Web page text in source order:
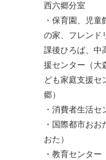
西六郷分室
・保育園、児
の家、フレンド
課後ひろば、中
援センター（大
ども家庭支援セ
郷）
・消費者生活セ
・国際都市お
おた）
・教育センター